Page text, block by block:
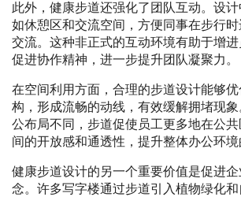
此外，健康步道还强化了团队互动。设计
如休憩区和交流空间，方便同事在步行
交流。这种非正式的互动环境有助于增进
促进协作精神，进一步提升团队凝聚力。
在空间利用方面，合理的步道设计能够
构，形成流畅的动线，有效缓解拥堵现
公布局不同，步道促使员工更多地在公
间的开放感和通透性，提升整体办公环境
健康步道设计的另一个重要价值是促进
念。许多写字楼通过步道引入植物绿化